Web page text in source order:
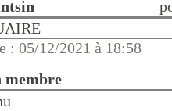
: 05/12/2021 à 18:58
membre